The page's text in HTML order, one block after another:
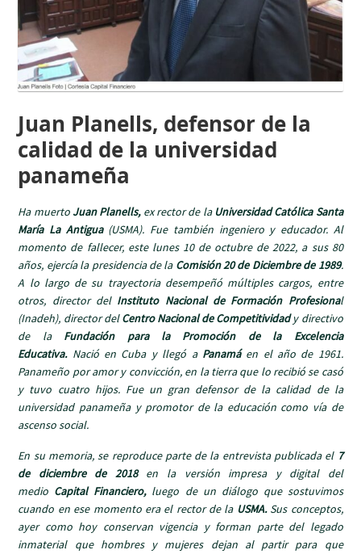
Juan Planells, defensor de la
calidad de la universidad
panameña
Ha muertoJuan Planells,ex rector de la Universidad Católica Santa
María La Antigua(USMA). Fue también ingeniero y educador. Al
momento de fallecer, este lunes 10 de octubre de 2022, a sus 80
años, ejercía la presidencia de la Comisión 20 de Diciembre de 1989.
A lo largo de su trayectoria desempeñó múltiples cargos, entre
otros, director delInstituto Nacional de Formación Profesional
(Inadeh), director delCentro Nacional de Competitividady directivo
de la Fundación para la Promoción de la Excelencia
Educativa.Nació en Cuba y llegó aPanamáen el año de 1961.
Panameño por amor y convicción, en la tierra que lo recibió se casó
y tuvo cuatro hijos. Fue un gran defensor de la calidad de la
universidad panameña y promotor de la educación como vía de
ascenso social.
En su memoria, se reproduce parte de la entrevista publicada el 7
de diciembre de 2018 en la versión impresa y digital del
medio Capital Financiero,luego de un diálogo que sostuvimos
cuando en ese momento era el rector de laUSMA. Sus conceptos,
ayer como hoy conservan vigencia y forman parte del legado
inmaterial que hombres y mujeres dejan al partir para que